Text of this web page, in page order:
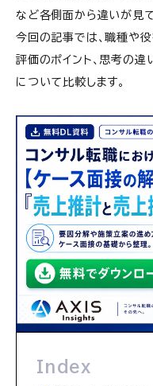
など各側面から違いが見て
今回の記事では、職種や
評価のポイント、思考の違
について比較します。
Index